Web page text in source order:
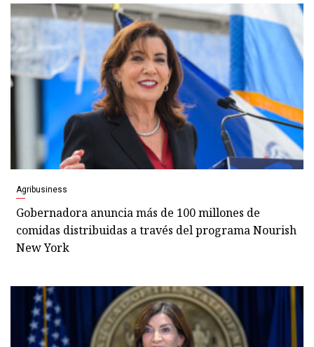
Agribusiness
Gobernadora anuncia más de 100 millones de
comidas distribuidas a través del programa Nourish
New York